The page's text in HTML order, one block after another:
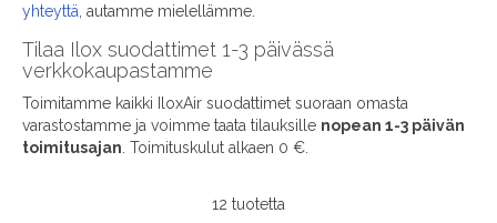
yhteyttä , autamme mielellämme.
Tilaa Ilox suodattimet 1-3 päivässä
verkkokaupastamme
Toimitamme kaikki IloxAir suodattimet suoraan omasta
varastostamme ja voimme taata tilauksille nopean 1-3 päivän
toimitusajan . Toimituskulut alkaen 0 €.
12 tuotetta